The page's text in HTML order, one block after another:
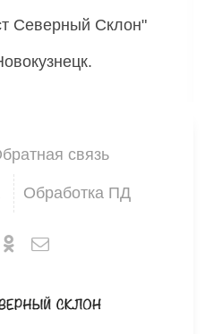
Северный Склон"
связь
Обработка ПД